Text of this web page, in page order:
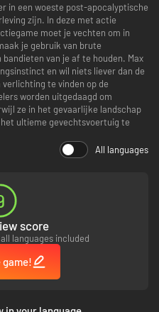
in een woeste post-apocalyptische
zijn. In deze met actie
moet je vechten om in
je gebruik van brute
van je af te houden. Max
en wil niets liever dan de
te vinden op de
worden uitgedaagd om
ze in het gevaarlijke landschap
ultieme gevechtsvoertuig te
All languages
score
languages included
game!